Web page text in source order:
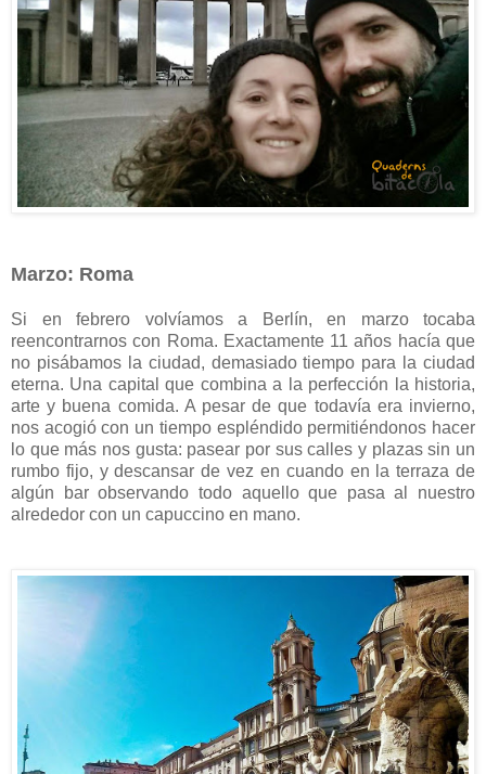
Marzo: Roma
Si en febrero volvíamos a Berlín, en marzo tocaba
reencontrarnos con Roma. Exactamente 11 años hacía que
no pisábamos la ciudad, demasiado tiempo para la ciudad
eterna. Una capital que combina a la perfección la historia,
arte y buena comida. A pesar de que todavía era invierno,
nos acogió con un tiempo espléndido permitiéndonos hacer
lo que más nos gusta: pasear por sus calles y plazas sin un
rumbo fijo, y descansar de vez en cuando en la terraza de
algún bar observando todo aquello que pasa al nuestro
alrededor con un capuccino en mano.